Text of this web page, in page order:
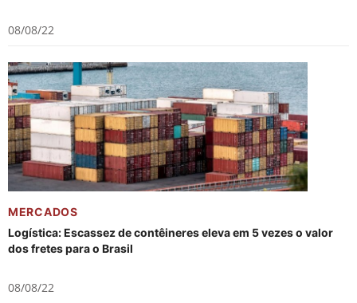
08/08/22
MERCADOS
Logística: Escassez de contêineres eleva em 5 vezes o valor
dos fretes para o Brasil
08/08/22